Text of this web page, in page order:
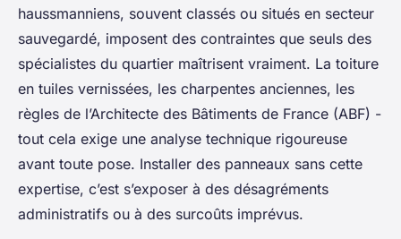
haussmanniens, souvent classés ou situés en secteur
sauvegardé, imposent des contraintes que seuls des
spécialistes du quartier maîtrisent vraiment. La toiture
en tuiles vernissées, les charpentes anciennes, les
règles de l’Architecte des Bâtiments de France (ABF) -
tout cela exige une analyse technique rigoureuse
avant toute pose. Installer des panneaux sans cette
expertise, c’est s’exposer à des désagréments
administratifs ou à des surcoûts imprévus.